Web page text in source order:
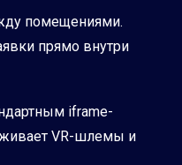
помещениями.
прямо внутри
iframe-
VR-шлемы и